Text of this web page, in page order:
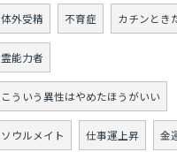
体外受精 不育症 カチンとき
霊能力者
こういう異性はやめたほうがいい
ソウルメイト 仕事運上昇 金